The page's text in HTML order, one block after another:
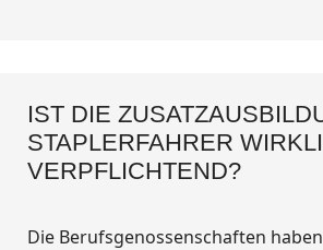
IST DIE
STAPLERFAHRER
VERPFLICHTEND?
Die Berufsgenossenschaften